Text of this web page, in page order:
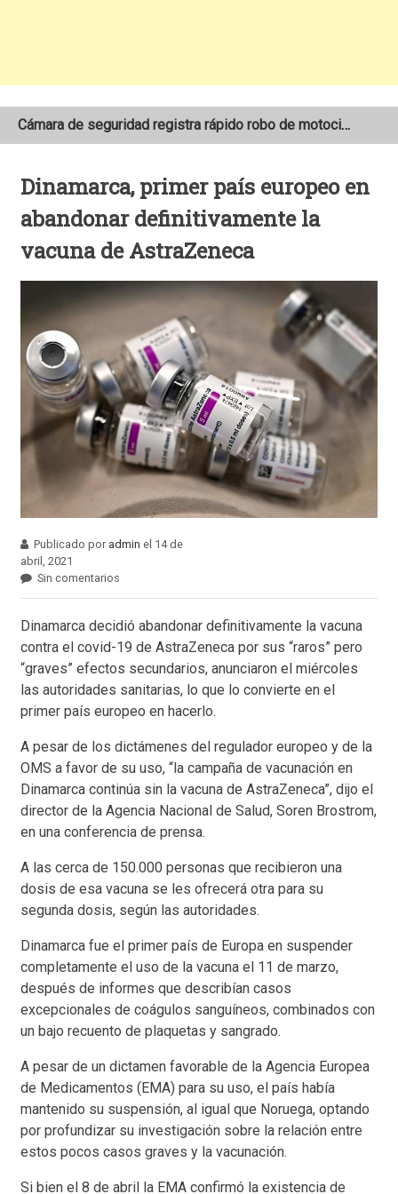
Cámara de seguridad registra rápido robo de motocicleta en el barrio Santo Domingo de Estelí
Adolescente fallece tras ser arrollado por un taxi frente a la COTRAN Norte en Estelí
Dinamarca, primer país europeo en
abandonar definitivamente la
vacuna de AstraZeneca
Publicado por admin el 14 de
abril, 2021
Sin comentarios
Dinamarca decidió abandonar definitivamente la vacuna
contra el covid-19 de AstraZeneca por sus “raros” pero
“graves” efectos secundarios, anunciaron el miércoles
las autoridades sanitarias, lo que lo convierte en el
primer país europeo en hacerlo.
A pesar de los dictámenes del regulador europeo y de la
OMS a favor de su uso, “la campaña de vacunación en
Dinamarca continúa sin la vacuna de AstraZeneca”, dijo el
director de la Agencia Nacional de Salud, Soren Brostrom,
en una conferencia de prensa.
A las cerca de 150.000 personas que recibieron una
dosis de esa vacuna se les ofrecerá otra para su
segunda dosis, según las autoridades.
Dinamarca fue el primer país de Europa en suspender
completamente el uso de la vacuna el 11 de marzo,
después de informes que describían casos
excepcionales de coágulos sanguíneos, combinados con
un bajo recuento de plaquetas y sangrado.
A pesar de un dictamen favorable de la Agencia Europea
de Medicamentos (EMA) para su uso, el país había
mantenido su suspensión, al igual que Noruega, optando
por profundizar su investigación sobre la relación entre
estos pocos casos graves y la vacunación.
Si bien el 8 de abril la EMA confirmó la existencia de